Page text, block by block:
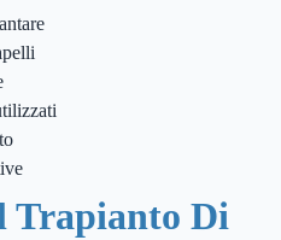
Trapianto Di